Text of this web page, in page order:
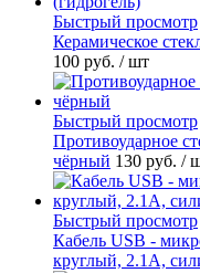
Быстрый просмотр
Керамическое
100 руб. / шт
Быстрый просмотр
Противоударное
чёрный 130 руб. /
Быстрый просмотр
Кабель USB -
круглый, 2.1A,